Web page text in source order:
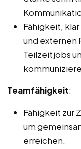
Fähigkeit,
und externen
Teilzeitjobs
Teamfähigkeit:
Fähigkeit zur
um
erreichen.